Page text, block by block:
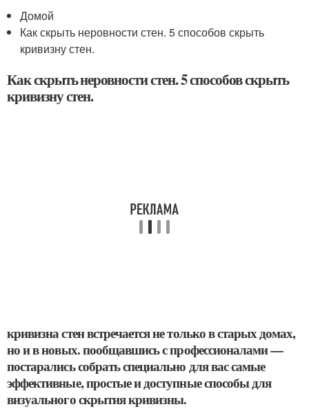
Домой
Как скрыть неровности стен. 5 способов скрыть
кривизну стен.
Как скрыть неровности стен. 5 способов скрыть
кривизну стен.
кривизна стен встречается не только в старых домах,
но и в новых. пообщавшись с профессионалами —
постарались собрать специально для вас самые
эффективные, простые и доступные способы для
визуального скрытия кривизны.